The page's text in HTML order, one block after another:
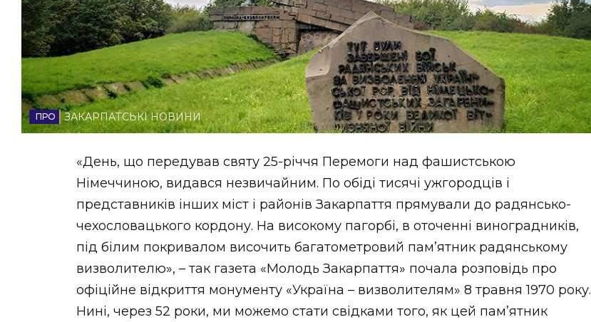
ФОТО
ВІДЕОЗАКАРПАТСЬКІ НОВИНИ
«День, що передував святу 25-річчя Перемоги над фашистською
Німеччиною, видався незвичайним. По обіді тисячі ужгородців і
представників інших міст і районів Закарпаття прямували до радянсько-
чехословацького кордону. На високому пагорбі, в оточенні виноградників,
під білим покривалом височить багатометровий пам’ятник радянському
визволителю», – так газета «Молодь Закарпаття» почала розповідь про
офіційне відкриття монументу «Україна – визволителям» 8 травня 1970 року.
Нині, через 52 роки, ми можемо стати свідками того, як цей пам’ятник